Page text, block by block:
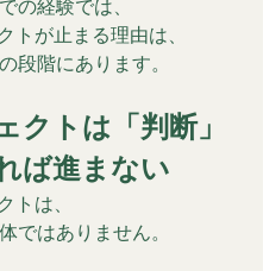
の経験では、
トが止まる理由は、
段階にあります。
クトは「判断」
ば進まない
トは、
ではありません。